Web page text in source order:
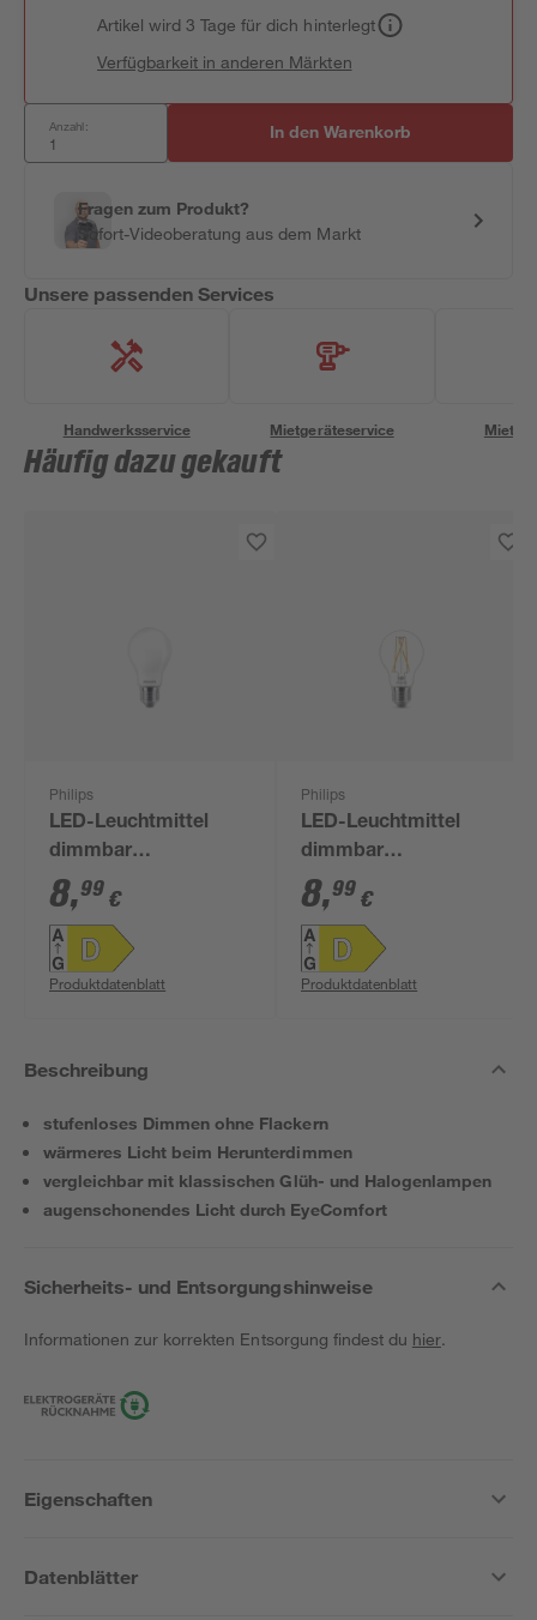
Artikel wird 3 Tage für dich hinterlegt
Verfügbarkeit in anderen Märkten
Anzahl: In den Warenkorb
Fragen zum Produkt?
Sofort-Videoberatung aus dem Markt
Unsere passenden Services
Handwerksservice Mietgeräteservice
Häufig dazu gekauft
Philips
LED-Leuchtmittel
dimmbar
Standardform klar
E27 6 W 810 lm
warmweiß
8,99 €
Produktdatenblatt
Philips
LED-Leuchtmittel
dimmbar
Standardform klar
E27 3,5 W 475 lm
warmweiß
8,99 €
Produktdatenblatt
Beschreibung
stufenloses Dimmen ohne Flackern
wärmeres Licht beim Herunterdimmen
vergleichbar mit klassischen Glüh- und Halogenlampen
augenschonendes Licht durch EyeComfort
Sicherheits- und Entsorgungshinweise
Informationen zur korrekten Entsorgung findest du hier.
Eigenschaften
Datenblätter